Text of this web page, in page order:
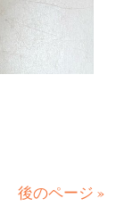
後のページ »